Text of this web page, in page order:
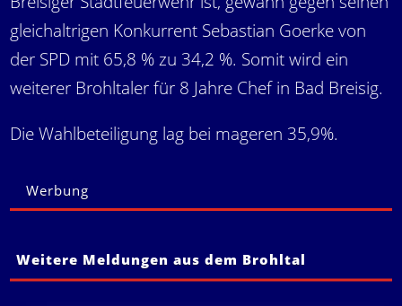
gleichaltrigen Konkurrent Sebastian Goerke von
der SPD mit 65,8 % zu 34,2 %. Somit wird ein
weiterer Brohltaler für 8 Jahre Chef in Bad Breisig.
Die Wahlbeteiligung lag bei mageren 35,9%.
Werbung
Weitere Meldungen aus dem Brohltal